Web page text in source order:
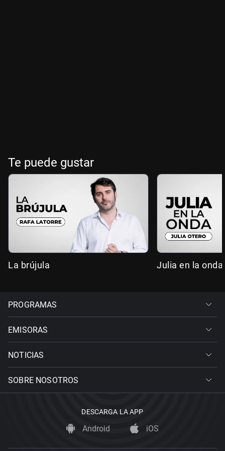
Te puede gustar
La brújula Julia en la onda
PROGRAMAS
EMISORAS
NOTICIAS
SOBRE NOSOTROS
DESCARGA LA APP
Android iOS